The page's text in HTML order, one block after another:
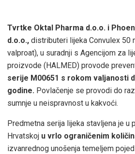
Tvrtke Oktal Pharma d.o.o. i
d.o.o., distributeri lijeka Convulex 50
valproat), u suradnji s Agencijom za
proizvode (HALMED) provode
serije M00651 s rokom valjanosti
godine. Povlačenje se provodi do
sumnje u neispravnost u kakvoći.
Predmetna serija lijeka stavljena je u
Hrvatskoj u vrlo ograničenim
izvanrednog unošenja temeljem